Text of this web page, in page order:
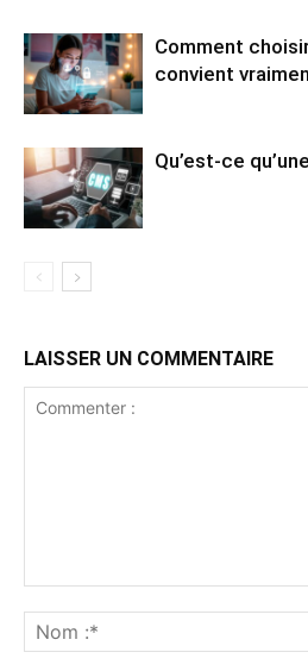
Comment
convient
Qu’est-ce
LAISSER UN COMMENTAIRE